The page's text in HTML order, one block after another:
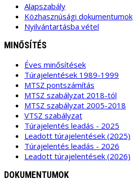
Alapszabály
Közhasznúsági dokumentumok
Nyilvántartásba vétel
MINŐSÍTÉS
Éves minősítések
Túrajelentések 1989-1999
MTSZ pontszámítás
MTSZ szabályzat 2018-tól
MTSZ szabályzat 2005-2018
VTSZ szabályzat
Túrajelentés leadás - 2025
Leadott túrajelentések (2025)
Túrajelentés leadás - 2026
Leadott túrajelentések (2026)
DOKUMENTUMOK